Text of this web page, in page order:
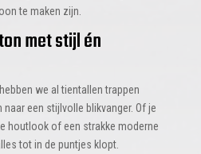
te maken zijn.
met stijl én
we al tientallen trappen
een stijlvolle blikvanger. Of je
houtlook of een strakke moderne
tot in de puntjes klopt.